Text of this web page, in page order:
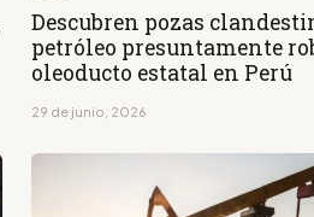
Descubren pozas
petróleo presuntamente
oleoducto estatal en Perú
29 de junio, 2026